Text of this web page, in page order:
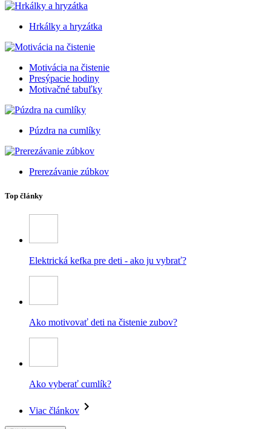
Hrkálky a hryzátka
Motivácia na čistenie
Presýpacie hodiny
Motivačné tabuľky
Púzdra na cumlíky
Prerezávanie zúbkov
Top články
Elektrická kefka pre deti - ako ju vybrať?
Ako motivovať deti na čistenie zubov?
Ako vyberať cumlík?
Viac článkov